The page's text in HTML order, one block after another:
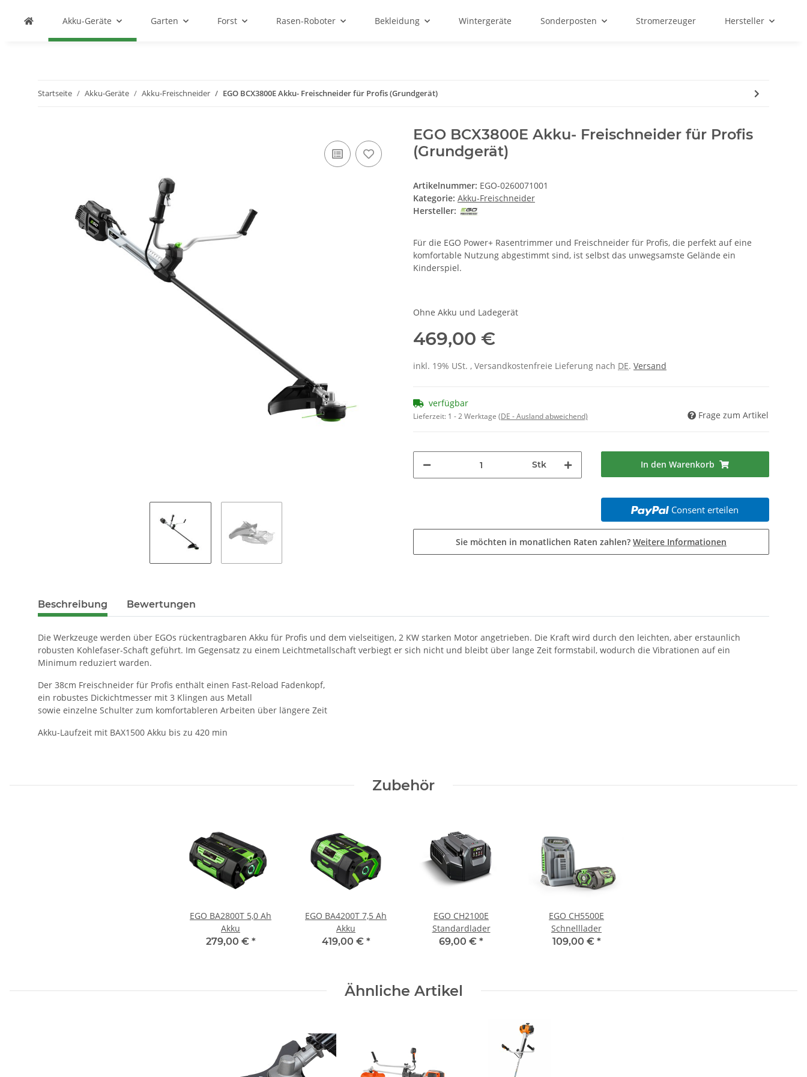
Akku-Geräte Garten Forst Rasen-Roboter Bekleidung Wintergeräte Sonderposten Stromerzeuger Hersteller
Startseite Akku-Geräte Akku-Freischneider EGO BCX3800E Akku- Freischneider für Profis (Grundgerät)
EGO BCX3800E Akku- Freischneider für Profis
(Grundgerät)
Artikelnummer: EGO-0260071001
Kategorie: Akku-Freischneider
Hersteller:
Für die EGO Power+ Rasentrimmer und Freischneider für Profis, die perfekt auf eine
komfortable Nutzung abgestimmt sind, ist selbst das unwegsamste Gelände ein
Kinderspiel.
Ohne Akku und Ladegerät
469,00 €
inkl. 19% USt. , Versandkostenfreie Lieferung nach DE. Versand
verfügbar
Lieferzeit: 1 - 2 Werktage (DE - Ausland abweichend) Frage zum Artikel
Stk In den Warenkorb
Consent erteilen
Sie möchten in monatlichen Raten zahlen? Weitere Informationen
Beschreibung Bewertungen
Die Werkzeuge werden über EGOs rückentragbaren Akku für Profis und dem vielseitigen, 2 KW starken Motor angetrieben. Die Kraft wird durch den leichten, aber erstaunlich
robusten Kohlefaser-Schaft geführt. Im Gegensatz zu einem Leichtmetallschaft verbiegt er sich nicht und bleibt über lange Zeit formstabil, wodurch die Vibrationen auf ein
Minimum reduziert warden.
Der 38cm Freischneider für Profis enthält einen Fast-Reload Fadenkopf,
ein robustes Dickichtmesser mit 3 Klingen aus Metall
sowie einzelne Schulter zum komfortableren Arbeiten über längere Zeit
Akku-Laufzeit mit BAX1500 Akku bis zu 420 min
Zubehör
EGO BA2800T 5,0 Ah
Akku
279,00 € *
EGO BA4200T 7,5 Ah
Akku
419,00 € *
EGO CH2100E
Standardlader
69,00 € *
EGO CH5500E
Schnelllader
109,00 € *
Ähnliche Artikel